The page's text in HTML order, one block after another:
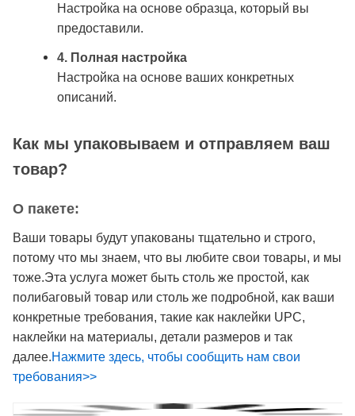
Настройка на основе образца, который вы
предоставили.
4. Полная настройка
Настройка на основе ваших конкретных
описаний.
Как мы упаковываем и отправляем ваш
товар?
О пакете:
Ваши товары будут упакованы тщательно и строго,
потому что мы знаем, что вы любите свои товары, и мы
тоже.Эта услуга может быть столь же простой, как
полибаговый товар или столь же подробной, как ваши
конкретные требования, такие как наклейки UPC,
наклейки на материалы, детали размеров и так
далее.Нажмите здесь, чтобы сообщить нам свои
требования>>